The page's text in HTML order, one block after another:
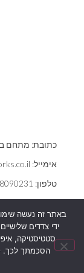
כתובת: מתחם ב.ס.ר
אימייל: contact@gypsum-works.co.il
טלפון: 050-8090231
הצהרת נגישות
מדיניות פרטיות
ידי צדדים
סטטיסטיקה,
הסכמתך לכך.
להציג הצעות